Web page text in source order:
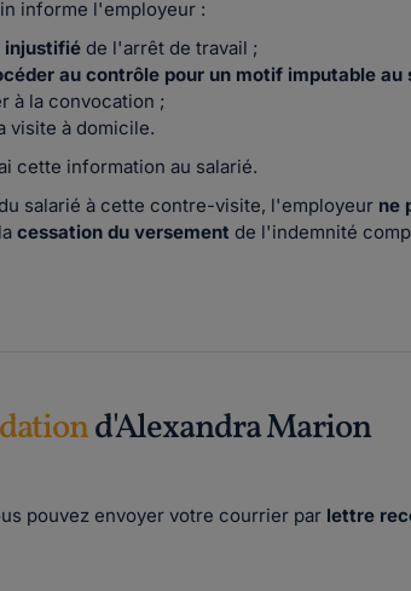
informe l'employeur :
injustifié de l'arrêt de travail ;
au contrôle pour un motif imputable au
à la convocation ;
visite à domicile.
cette information au salarié.
du salarié à cette contre-visite, l'employeur ne
cessation du versement de l'indemnité
d'Alexandra Marion
pouvez envoyer votre courrier par lettre